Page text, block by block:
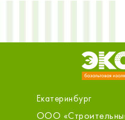
Екатеринбург
ООО